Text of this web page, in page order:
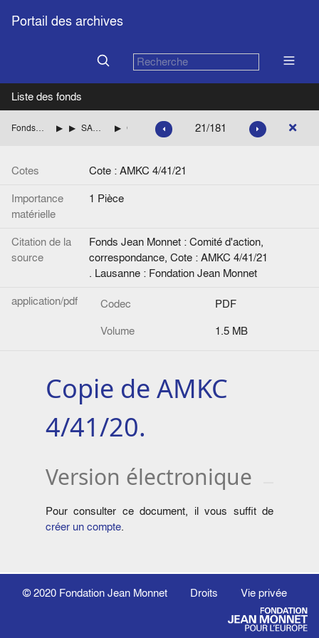
Portail des archives
Liste des fonds
Fonds Jean Monnet : Comité d'action, correspondance ITALIESARAGAT Giuseppe (Parti socialiste démocratique italien, PSDI) Liste des èces 21/181
Cotes
Cote : AMKC 4/41/21
Importance
matérielle
1 Pièce
Citation de la
source
Fonds Jean Monnet : Comité d'action,
correspondance, Cote : AMKC 4/41/21
. Lausanne : Fondation Jean Monnet
application/pdf
Codec
PDF
Volume
1.5 MB
Copie de AMKC
4/41/20.
Version électronique
Pour consulter ce document, il vous suffit de
créer un compte.
© 2020 Fondation Jean Monnet Droits Vie privée